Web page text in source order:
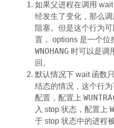
如果父进程在调用
经发生了变化，那么
阻塞。但是这个行为
置， options 是一个位
WNOHANG 时可以是调
回。
默认情况下 wait 函数
结态的情况，这个行
配置，配置上
入 stop 状态，配置上
于 stop 状态中的进程